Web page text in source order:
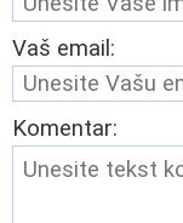
Vaš email:
Komentar: